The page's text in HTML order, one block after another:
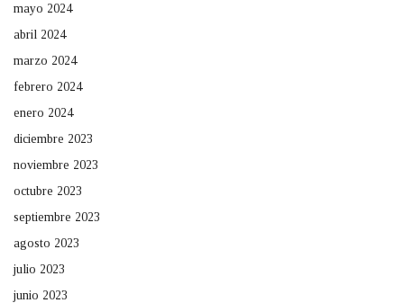
mayo 2024
abril 2024
marzo 2024
febrero 2024
enero 2024
diciembre 2023
noviembre 2023
octubre 2023
septiembre 2023
agosto 2023
julio 2023
junio 2023